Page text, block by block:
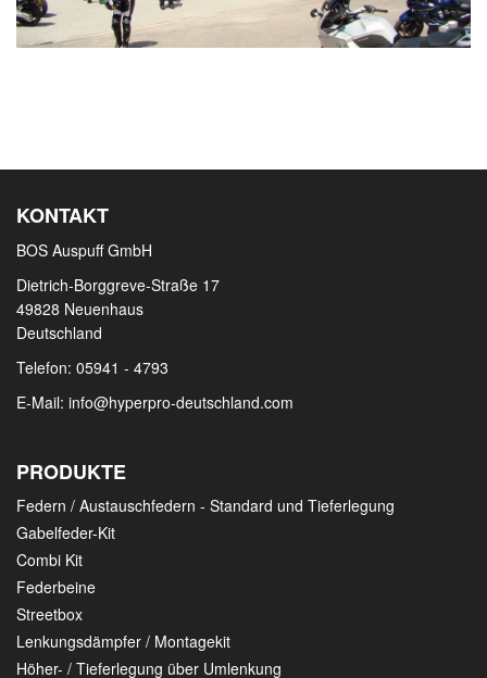
KONTAKT
BOS Auspuff GmbH
Dietrich-Borggreve-Straße 17
49828 Neuenhaus
Deutschland
Telefon: 05941 - 4793
E-Mail: info@hyperpro-deutschland.com
PRODUKTE
Federn / Austauschfedern - Standard und Tieferlegung
Gabelfeder-Kit
Combi Kit
Federbeine
Streetbox
Lenkungsdämpfer / Montagekit
Höher- / Tieferlegung über Umlenkung